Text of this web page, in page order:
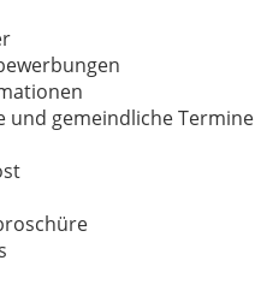
und gemeindliche Termine